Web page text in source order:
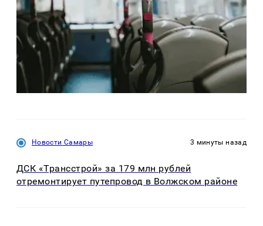
Новости Самары 3 минуты назад
ДСК «Трансстрой» за 179 млн рублей
отремонтирует путепровод в Волжском районе